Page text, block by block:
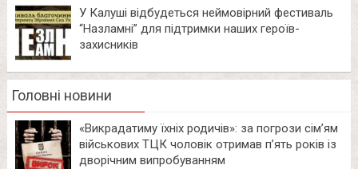
У Калуші відбудеться неймовірний фестиваль
“Назламні” для підтримки наших героїв-
захисників
Головні новини
«Викрадатиму їхніх родичів»: за погрози сім’ям
військових ТЦК чоловік отримав п’ять років із
дворічним випробуванням